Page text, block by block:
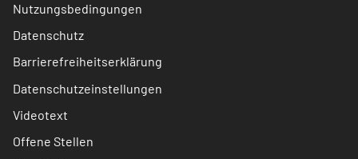
Nutzungsbedingungen
Datenschutz
Barrierefreiheitserklärung
Datenschutzeinstellungen
Videotext
Offene Stellen